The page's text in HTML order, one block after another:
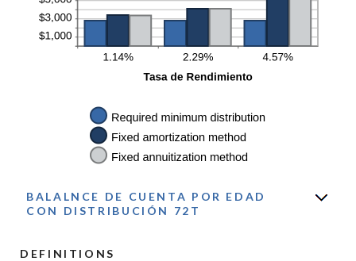
BALALNCE DE CUENTA POR EDAD
CON DISTRIBUCIÓN 72T
DEFINITIONS